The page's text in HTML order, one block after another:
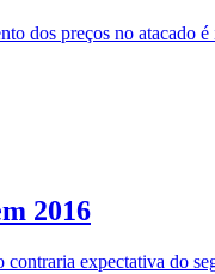
dos preços no atacado
2016
expectativa do